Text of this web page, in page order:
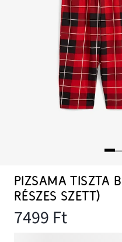
PIZSAMA TISZTA
RÉSZES SZETT)
7499 Ft